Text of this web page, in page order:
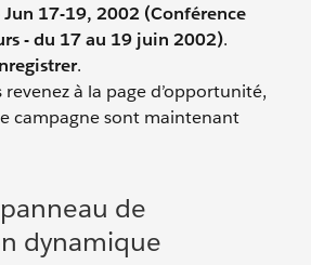
Jun 17-19, 2002 (Conférence
- du 17 au 19 juin 2002).
.
revenez à la page d’opportunité,
campagne sont maintenant
de
dynamique